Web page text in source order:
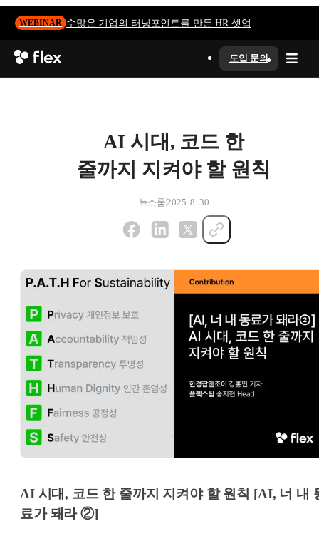
WEBINAR 수많은 기업의 터닝포인트를 만든 HR 셋업
도입 문의
AI 시대, 코드 한
줄까지 지켜야 할 원칙
뉴스룸 2025. 8. 30
AI 시대, 코드 한 줄까지 지켜야 할 원칙 [AI, 너 내
료가 돼라 ②]